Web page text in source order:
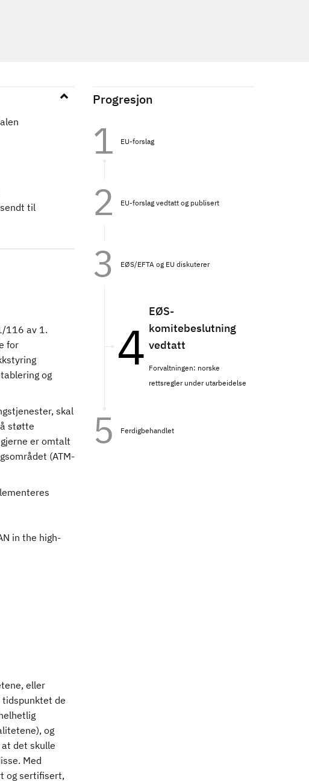
til
116 av 1.
for
og
skal
støtte
er omtalt
(ATM-
in the high-
eller
tidspunktet de
og
det skulle
Med
og sertifisert,
Progresjon
EU-forslag
EU-forslag vedtatt og publisert
EØS/EFTA og EU diskuterer
EØS-
komitebeslutning
vedtatt
Forvaltningen: norske
rettsregler under utarbeidelse
Ferdigbehandlet